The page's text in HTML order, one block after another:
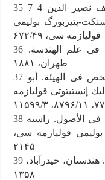
35 7 4 كتاب تحرير أصول لأقليدوس من تأليف نصير الدين
پتيربورگ بوليمى
قوليازمه سى، ۶۷۲/۴۹
36
طهران، ۱۸۸۱
37
إنستيتوتى قوليازمه
38
قوليازمه سى،
39
۱۳۵۸